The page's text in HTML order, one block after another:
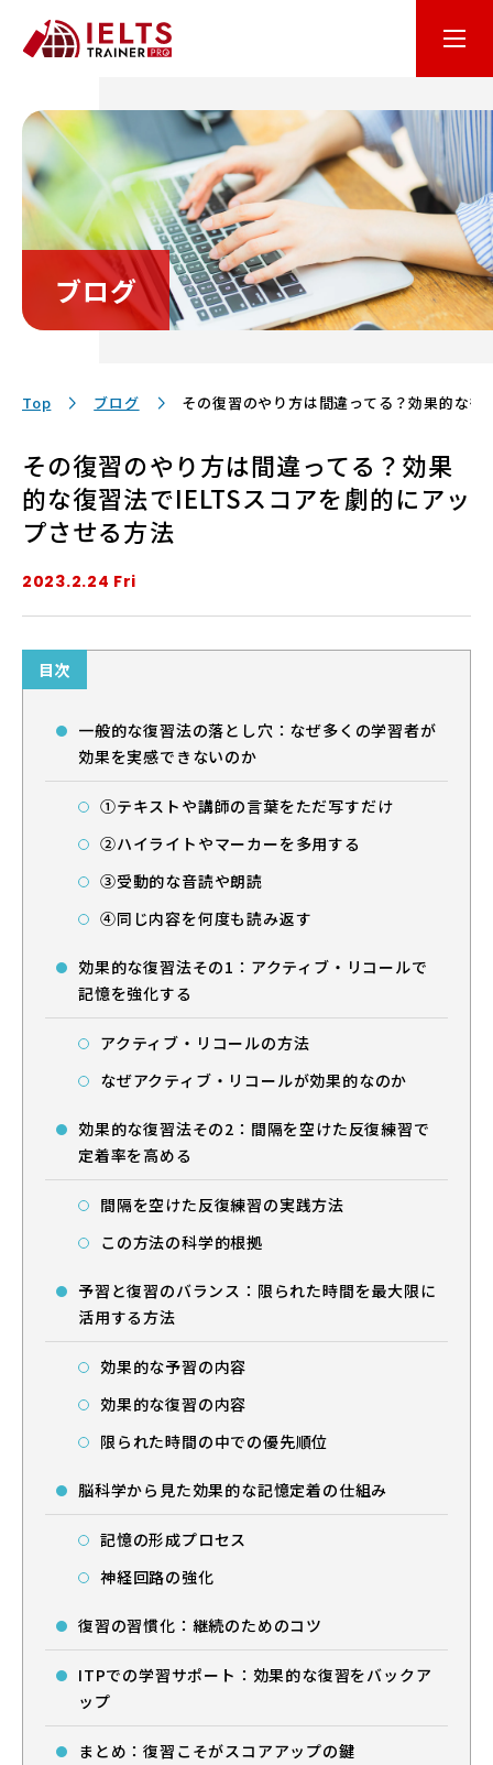
はじめての方へ
オンライン学習
コース・料金
講師・テキスト
保護者の方へ
ログイン
ブログ
Top ブログ その復習のやり方は間違ってる？効果的な
その復習のやり方は間違ってる？効果
的な復習法でIELTSスコアを劇的にアッ
プさせる方法
2023.2.24 Fri
目次
一般的な復習法の落とし穴：なぜ多くの学習者が
効果を実感できないのか
①テキストや講師の言葉をただ写すだけ
②ハイライトやマーカーを多用する
③受動的な音読や朗読
④同じ内容を何度も読み返す
効果的な復習法その1：アクティブ・リコールで
記憶を強化する
アクティブ・リコールの方法
なぜアクティブ・リコールが効果的なのか
効果的な復習法その2：間隔を空けた反復練習で
定着率を高める
間隔を空けた反復練習の実践方法
この方法の科学的根拠
予習と復習のバランス：限られた時間を最大限に
活用する方法
効果的な予習の内容
効果的な復習の内容
限られた時間の中での優先順位
脳科学から見た効果的な記憶定着の仕組み
記憶の形成プロセス
神経回路の強化
復習の習慣化：継続のためのコツ
ITPでの学習サポート：効果的な復習をバックア
ップ
まとめ：復習こそがスコアアップの鍵